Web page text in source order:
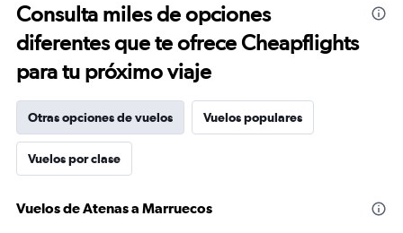
Consulta miles de opciones
diferentes que te ofrece Cheapflights
para tu próximo viaje
Otras opciones de vuelos Vuelos populares
Vuelos por clase
Vuelos de Atenas a Marruecos